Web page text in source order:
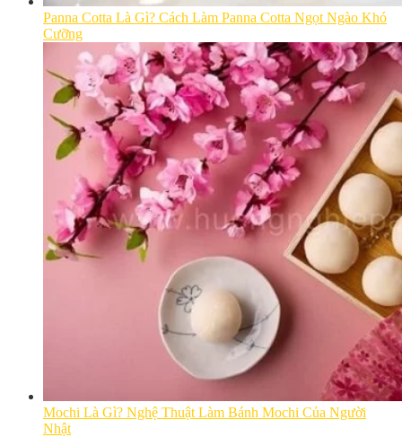
Panna Cotta Là Gì? Cách Làm Panna Cotta Ngọt Ngào Khó
Cưỡng
Mochi Là Gì? Nghệ Thuật Làm Bánh Mochi Của Người
Nhật